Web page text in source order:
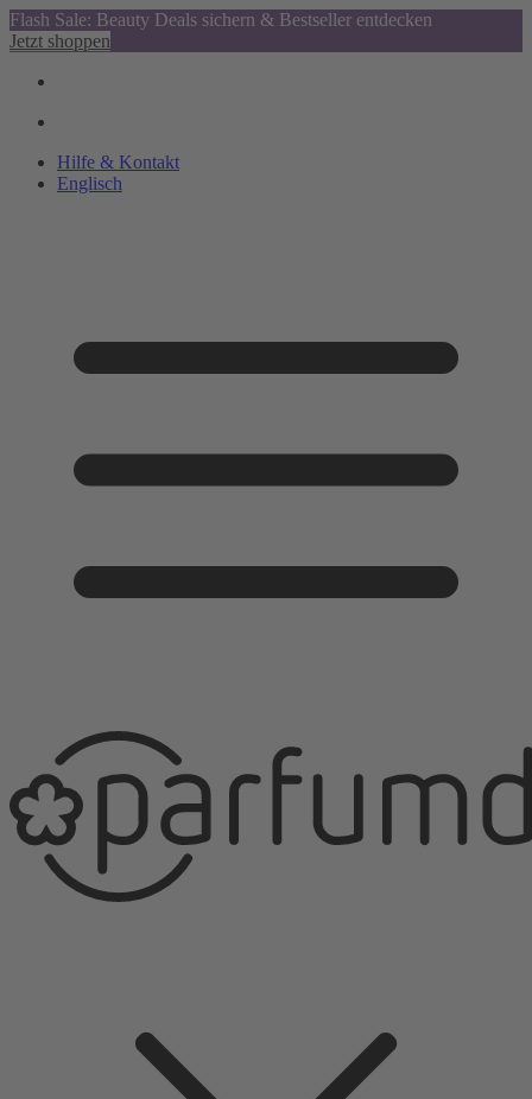
Flash Sale: Beauty Deals sichern & Bestseller entdecken
Jetzt shoppen
Hilfe & Kontakt
Englisch